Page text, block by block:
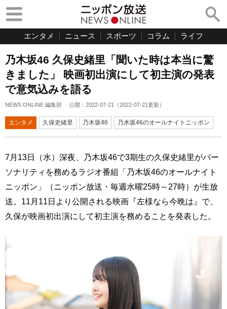
エンタメ ニュース スポーツ コラム ライフ
乃木坂46 久保史緒里「聞いた時は本当に驚
きました」 映画初出演にして初主演の発表
で意気込みを語る
NEWS ONLINE 編集部 公開： 2022-07-21 （2022-07-21更新）
エンタメ 久保史緒里 乃木坂46 乃木坂46のオールナイトニッポン
7月13日（水）深夜、乃木坂46で3期生の久保史緒里がパー
ソナリティを務めるラジオ番組「乃木坂46のオールナイト
ニッポン」（ニッポン放送・毎週水曜25時～27時）が生放
送。11月11日より公開される映画『左様なら今晩は』で、
久保が映画初出演にして初主演を務めることを発表した。